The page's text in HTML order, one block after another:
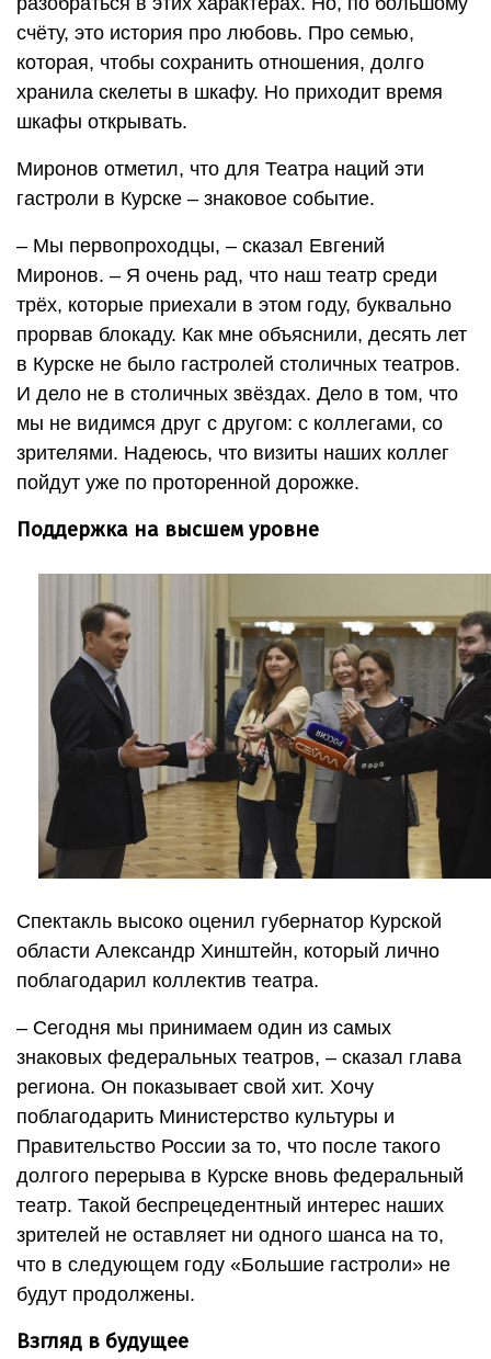
счёту, это история про любовь. Про семью,
которая, чтобы сохранить отношения, долго
хранила скелеты в шкафу. Но приходит время
шкафы открывать.
Миронов отметил, что для Театра наций эти
гастроли в Курске – знаковое событие.
– Мы первопроходцы, – сказал Евгений
Миронов. – Я очень рад, что наш театр среди
трёх, которые приехали в этом году, буквально
прорвав блокаду. Как мне объяснили, десять лет
в Курске не было гастролей столичных театров.
И дело не в столичных звёздах. Дело в том, что
мы не видимся друг с другом: с коллегами, со
зрителями. Надеюсь, что визиты наших коллег
пойдут уже по проторенной дорожке.
Поддержка на высшем уровне
Спектакль высоко оценил губернатор Курской
области Александр Хинштейн, который лично
поблагодарил коллектив театра.
– Сегодня мы принимаем один из самых
знаковых федеральных театров, – сказал глава
региона. Он показывает свой хит. Хочу
поблагодарить Министерство культуры и
Правительство России за то, что после такого
долгого перерыва в Курске вновь федеральный
театр. Такой беспрецедентный интерес наших
зрителей не оставляет ни одного шанса на то,
что в следующем году «Большие гастроли» не
будут продолжены.
Взгляд в будущее